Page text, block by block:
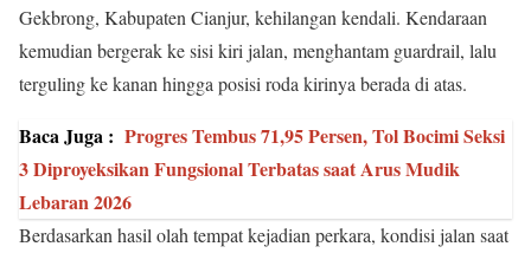
Gekbrong, Kabupaten Cianjur, kehilangan kendali. Kendaraan
kemudian bergerak ke sisi kiri jalan, menghantam guardrail, lalu
terguling ke kanan hingga posisi roda kirinya berada di atas.
Baca Juga : Progres Tembus 71,95 Persen, Tol Bocimi Seksi
3 Diproyeksikan Fungsional Terbatas saat Arus Mudik
Lebaran 2026
Berdasarkan hasil olah tempat kejadian perkara, kondisi jalan saat